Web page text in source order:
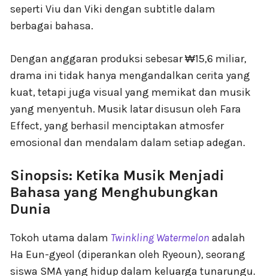
seperti Viu dan Viki dengan subtitle dalam
berbagai bahasa.
Dengan anggaran produksi sebesar ₩15,6 miliar,
drama ini tidak hanya mengandalkan cerita yang
kuat, tetapi juga visual yang memikat dan musik
yang menyentuh. Musik latar disusun oleh Fara
Effect, yang berhasil menciptakan atmosfer
emosional dan mendalam dalam setiap adegan.
Sinopsis: Ketika Musik Menjadi
Bahasa yang Menghubungkan
Dunia
Tokoh utama dalam Twinkling Watermelon adalah
Ha Eun-gyeol (diperankan oleh Ryeoun), seorang
siswa SMA yang hidup dalam keluarga tunarungu.